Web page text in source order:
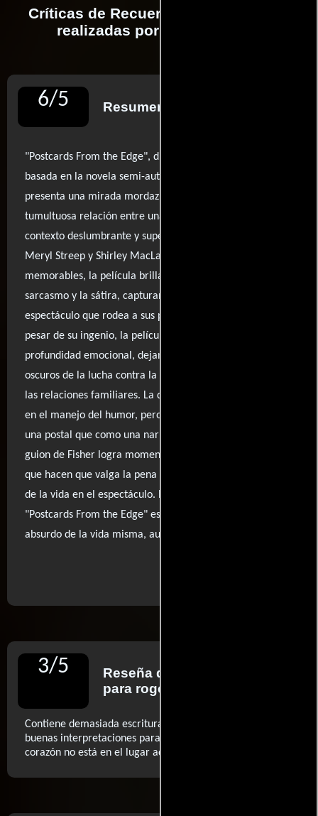
Críticas de Recuerdos de Hollywood
realizadas por profesionales
6/5 Resumen de reseñas
"Postcards From the Edge", dirigida por Mike Nichols y
basada en la novela semi-autobiográfica de Carrie Fisher,
presenta una mirada mordaz y cómica sobre la
tumultuosa relación entre una madre y su hija en el
contexto deslumbrante y superficial de Hollywood. Con
Meryl Streep y Shirley MacLaine entregando actuaciones
memorables, la película brilla cuando se sumerge en el
sarcasmo y la sátira, capturando la esencia del
espectáculo que rodea a sus personajes. Sin embargo, a
pesar de su ingenio, la película adolece de una falta de
profundidad emocional, dejando de lado los matices más
oscuros de la lucha contra la adicción y la complejidad de
las relaciones familiares. La dirección de Nichols es hábil
en el manejo del humor, pero a veces se siente más como
una postal que como una narrativa profunda. Aun así, el
guion de Fisher logra momentos de autenticidad y humor
que hacen que valga la pena ver este entretenido retrato
de la vida en el espectáculo. En última instancia,
"Postcards From the Edge" es un reflejo brillante y
absurdo de la vida misma, aunque no sin sus limitaciones.
3/5 Reseña de
para rogerebert.com
Contiene demasiada escritura de calidad y demasiadas
buenas interpretaciones para ser un fracaso, pero su
corazón no está en el lugar adecuado (...)